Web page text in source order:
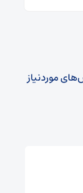
موردنیاز